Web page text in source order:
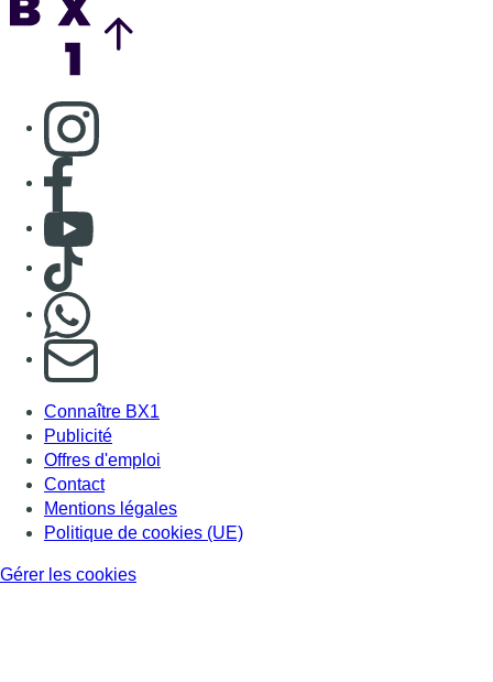
Consulter page Instagram
Consulter page Facebook
Consulter Youtube
Consulter TikTok
S'abonner à notre newsletter
Connaître BX1
Publicité
Offres d'emploi
Contact
Mentions légales
Politique de cookies (UE)
Gérer les cookies